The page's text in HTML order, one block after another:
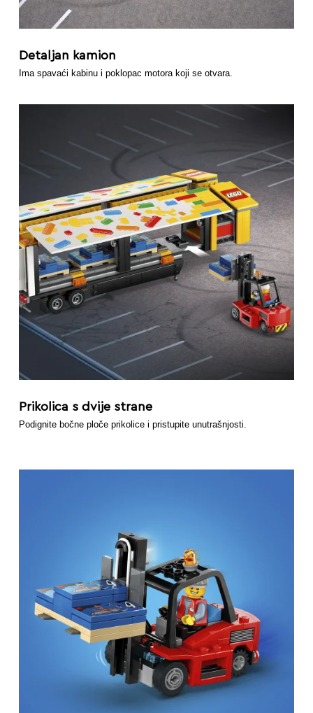
Detaljan kamion
Ima spavaći kabinu i poklopac motora koji se otvara.
Prikolica s dvije strane
Podignite bočne ploče prikolice i pristupite unutrašnjosti.